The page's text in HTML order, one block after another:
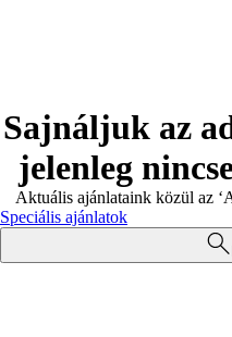
Sajnáljuk az
jelenleg
Aktuális ajánlataink közül az
Speciális ajánlatok